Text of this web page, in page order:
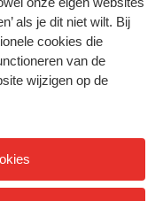
als je dit niet wilt. Bij
cookies die
van de
wijzigen op de